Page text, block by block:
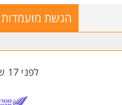
הגשת מועמדות
לפני 17 שעות